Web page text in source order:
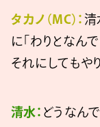
タカノ（MC）： 清
に「わりとなん
それにしてもや
清水： どうなん